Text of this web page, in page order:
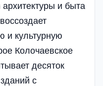
и быта
и культурную
Колочаевское
десяток
с